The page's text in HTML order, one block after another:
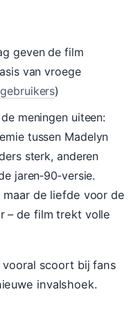
geven de film
van vroege
)
meningen uiteen:
tussen Madelyn
sterk, anderen
jaren‑90‑versie.
de liefde voor de
– de film trekt volle
scoort bij fans
invalshoek.